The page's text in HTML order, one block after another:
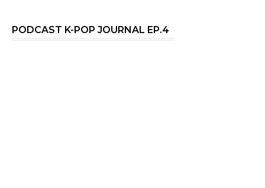
PODCAST K-POP JOURNAL EP.4